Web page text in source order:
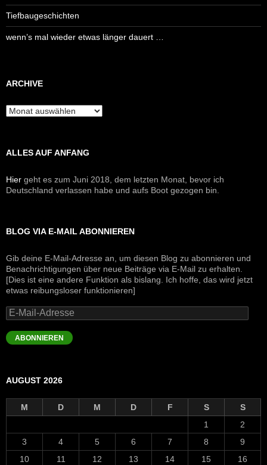
Tiefbaugeschichten
wenn’s mal wieder etwas länger dauert …
ARCHIVE
Archive
ALLES AUF ANFANG
Hier geht es zum Juni 2018, dem letzten Monat, bevor ich
Deutschland verlassen habe und aufs Boot gezogen bin.
BLOG VIA E-MAIL ABONNIEREN
Gib deine E-Mail-Adresse an, um diesen Blog zu abonnieren und
Benachrichtigungen über neue Beiträge via E-Mail zu erhalten.
[Dies ist eine andere Funktion als bislang. Ich hoffe, das wird jetzt
etwas reibungsloser funktionieren]
E-
Mail-
Adresse
ABONNIEREN
AUGUST 2026
M D M D F S
S
1
2
3
4 5 6 7 8
9
10
11 12 13 14 15 16